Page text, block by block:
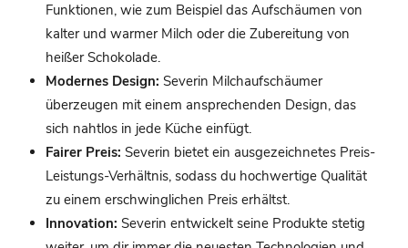
Funktionen, wie zum Beispiel das Aufschäumen von
kalter und warmer Milch oder die Zubereitung von
heißer Schokolade.
Modernes Design: Severin Milchaufschäumer
überzeugen mit einem ansprechenden Design, das
sich nahtlos in jede Küche einfügt.
Fairer Preis: Severin bietet ein ausgezeichnetes Preis-
Leistungs-Verhältnis, sodass du hochwertige Qualität
zu einem erschwinglichen Preis erhältst.
Innovation: Severin entwickelt seine Produkte stetig